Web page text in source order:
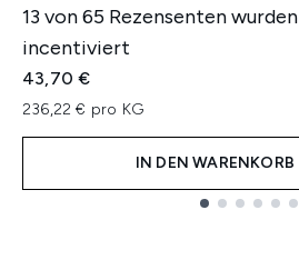
13 von 65 Rezensenten wurden
incentiviert
43,70 €
236,22 € pro KG
IN DEN WARENKORB